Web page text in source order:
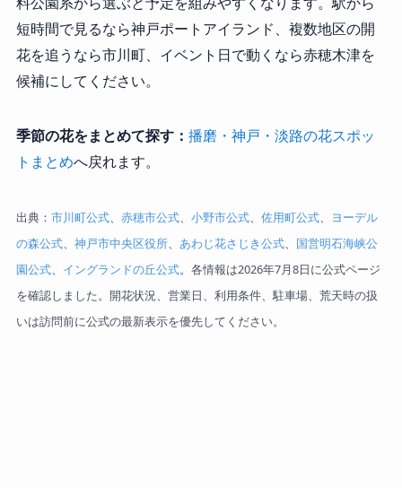
短時間で見るなら神戸ポートアイランド、複数地区の開
花を追うなら市川町、イベント日で動くなら赤穂木津を
候補にしてください。
季節の花をまとめて探す： 播磨・神戸・淡路の花スポッ
トまとめへ戻れます。
出典： 市川町公式、 赤穂市公式、 小野市公式、 佐用町公式、
ヨーデル
の森公式、 神戸市中央区役所、 あわじ花さじき公式、 国営明石海峡公
園公式、 イングランドの丘公式。各情報は2026年7月8日に公式ページ
を確認しました。開花状況、営業日、利用条件、駐車場、荒天時の扱
いは訪問前に公式の最新表示を優先してください。